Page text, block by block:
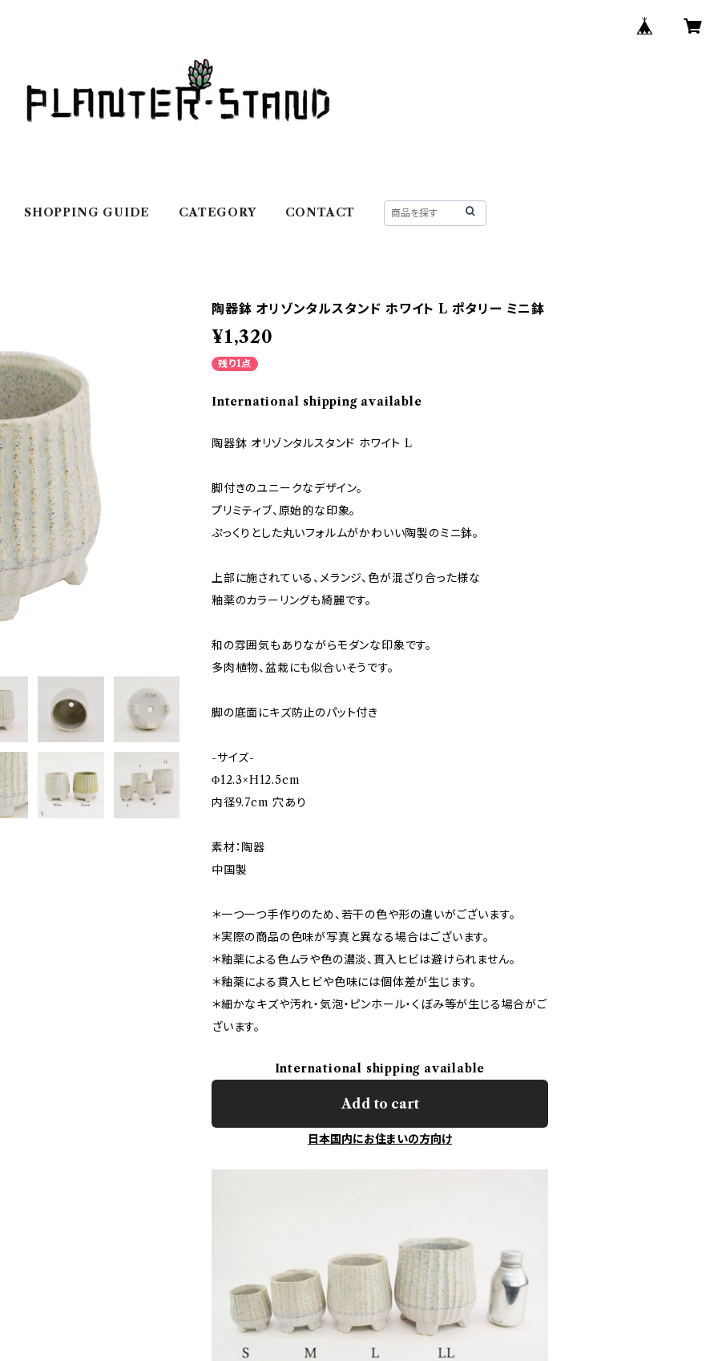
SHOPPING GUIDE CATEGORY CONTACT
陶器鉢 オリゾンタルスタンド ホワイト L ポタリー ミニ鉢
¥1,320
残り1点
International shipping available
陶器鉢 オリゾンタルスタンド ホワイト L
脚付きのユニークなデザイン。
プリミティブ、原始的な印象。
ぷっくりとした丸いフォルムがかわいい陶製のミニ鉢。
上部に施されている、メランジ、色が混ざり合った様な
釉薬のカラーリングも綺麗です。
和の雰囲気もありながらモダンな印象です。
多肉植物、盆栽にも似合いそうです。
脚の底面にキズ防止のパット付き
-サイズ-
Φ12.3×H12.5cm
内径9.7cm 穴あり
素材：陶器
中国製
＊一つ一つ手作りのため、若干の色や形の違いがございます。
＊実際の商品の色味が写真と異なる場合はございます。
＊釉薬による色ムラや色の濃淡、貫入ヒビは避けられません。
＊釉薬による貫入ヒビや色味には個体差が生じます。
＊細かなキズや汚れ・気泡・ピンホール・くぼみ等が生じる場合がご
ざいます。
International shipping available
Add to cart
日本国内にお住まいの方向け